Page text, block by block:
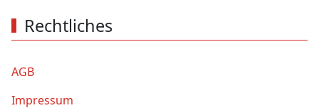
Rechtliches
AGB
Impressum